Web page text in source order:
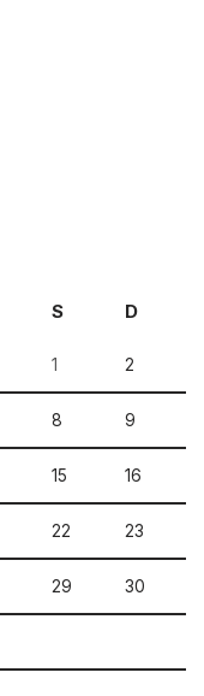
S D
1 2
8 9
15 16
22 23
29 30